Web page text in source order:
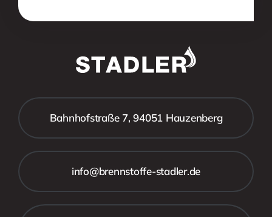
Bahnhofstraße 7, 94051 Hauzenberg
info@brennstoffe-stadler.de